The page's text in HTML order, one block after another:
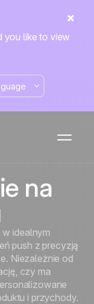
you like to view
na
idealnym
push z precyzją
Niezależnie od
czy ma
i przychody.